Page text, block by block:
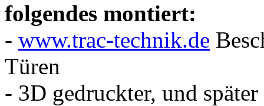
folgendes montiert:
- www.trac-technik.de
Türen
- 3D gedruckter, und